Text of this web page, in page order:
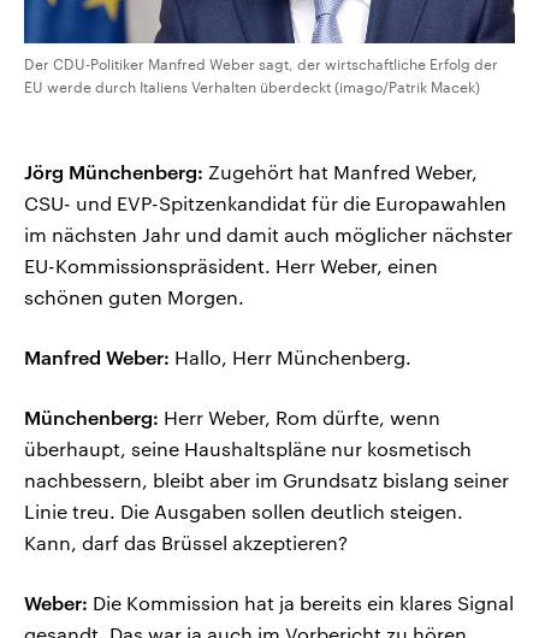
Der CDU-Politiker Manfred Weber sagt, der wirtschaftliche Erfolg der
EU werde durch Italiens Verhalten überdeckt (imago/Patrik Macek)
Jörg Münchenberg: Zugehört hat Manfred Weber,
CSU- und EVP-Spitzenkandidat für die Europawahlen
im nächsten Jahr und damit auch möglicher nächster
EU-Kommissionspräsident. Herr Weber, einen
schönen guten Morgen.
Manfred Weber: Hallo, Herr Münchenberg.
Münchenberg: Herr Weber, Rom dürfte, wenn
überhaupt, seine Haushaltspläne nur kosmetisch
nachbessern, bleibt aber im Grundsatz bislang seiner
Linie treu. Die Ausgaben sollen deutlich steigen.
Kann, darf das Brüssel akzeptieren?
Weber: Die Kommission hat ja bereits ein klares Signal